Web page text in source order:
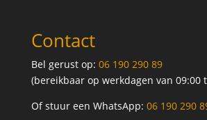
Contact
Bel gerust op: 06 190 290 89
(bereikbaar op werkdagen van 09:00
Of stuur een WhatsApp: 06 190 290